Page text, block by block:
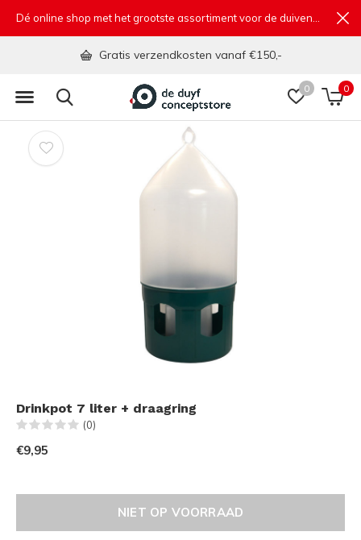
0 0
Gratis verzendkosten vanaf €150,-
Drinkpot 7 liter + draagring
(0)
€9,95
NIET OP VOORRAAD